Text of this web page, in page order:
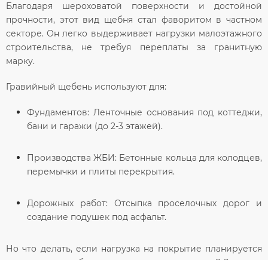
Благодаря шероховатой поверхности и достойной
прочности, этот вид щебня стал фаворитом в частном
секторе. Он легко выдерживает нагрузки малоэтажного
строительства, не требуя переплаты за гранитную
марку.
Гравийный щебень используют для:
Фундаментов: Ленточные основания под коттеджи,
бани и гаражи (до 2-3 этажей).
Производства ЖБИ: Бетонные кольца для колодцев,
перемычки и плиты перекрытия.
Дорожных работ: Отсыпка проселочных дорог и
создание подушек под асфальт.
Но что делать, если нагрузка на покрытие планируется